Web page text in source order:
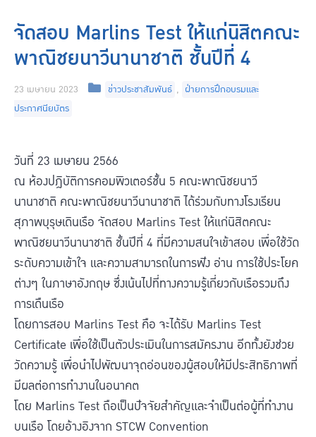
จัดสอบ Marlins Test ให้แก่นิสิตคณะ
พาณิชยนาวีนานาชาติ ชั้นปีที่ 4
23 เมษายน 2023 Categories
ข่าวประชาสัมพันธ์ , ฝ่ายการฝึกอบรมและ
ประกาศนียบัตร
วันที่ 23 เมษายน 2566
ณ ห้องปฎิบัติการคอมพิวเตอร์ชั้น 5 คณะพาณิชยนาวี
นานาชาติ คณะพาณิชยนาวีนานาชาติ ได้ร่วมกับทางโรงเรียน
สุภาพบุรุษเดินเรือ จัดสอบ Marlins Test ให้แก่นิสิตคณะ
พาณิชยนาวีนานาชาติ ชั้นปีที่ 4 ที่มีความสนใจเข้าสอบ เพื่อใช้วัด
ระดับความเข้าใจ และความสามารถในการฟัง อ่าน การใช้ประโยค
ต่างๆ ในภาษาอังกฤษ ซึ่งเน้นไปที่ทางความรู้เกี่ยวกับเรือรวมถึง
การเดืนเรือ
โดยการสอบ Marlins Test คือ จะได้รับ Marlins Test
Certificate เพื่อใช้เป็นตัวประเมินในการสมัครงาน อีกทั้งยังช่วย
วัดความรู้ เพื่อนำไปพัฒนาจุดอ่อนของผู้สอบให้มีประสิทธิภาพที่
มีผลต่อการทำงานในอนาคต
โดย Marlins Test ถือเป็นปัจจัยสำคัญและจำเป็นต่อผู้ที่ทำงาน
บนเรือ โดยอ้างอิงจาก STCW Convention